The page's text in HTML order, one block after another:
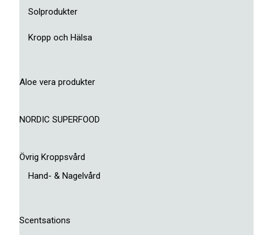
Solprodukter
Kropp och Hälsa
Aloe vera produkter
NORDIC SUPERFOOD
Övrig Kroppsvård
Hand- & Nagelvård
Scentsations